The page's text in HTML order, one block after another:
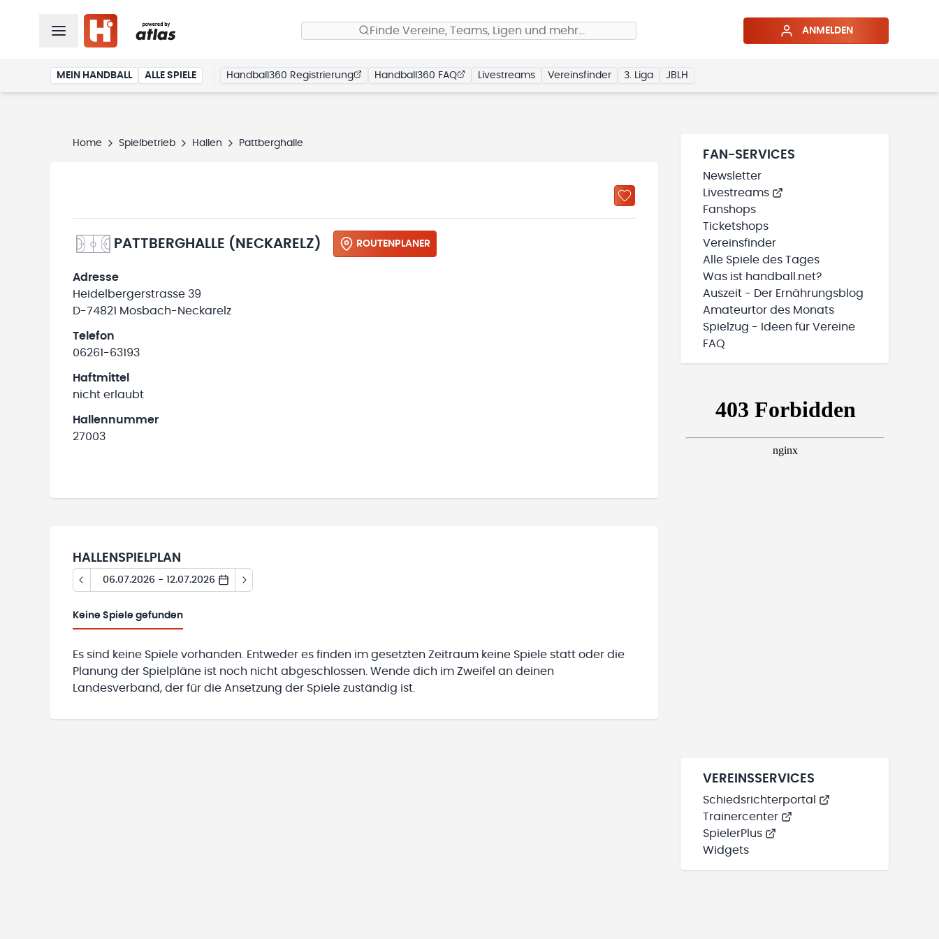
Finde Vereine, Teams, Ligen und mehr… ANMELDEN
MEIN HANDBALL ALLE SPIELE Handball360 Registrierung Handball360 FAQ Livestreams Vereinsfinder 3. Liga JBLH
Home Spielbetrieb Hallen Pattberghalle
PATTBERGHALLE (NECKARELZ) ROUTENPLANER
Adresse
Heidelbergerstrasse 39
D-74821 Mosbach-Neckarelz
Telefon
06261-63193
Haftmittel
nicht erlaubt
Hallennummer
27003
HALLENSPIELPLAN
06.07.2026 - 12.07.2026
Keine Spiele gefunden
Es sind keine Spiele vorhanden. Entweder es finden im gesetzten Zeitraum keine Spiele statt oder die
Planung der Spielpläne ist noch nicht abgeschlossen. Wende dich im Zweifel an deinen
Landesverband, der für die Ansetzung der Spiele zuständig ist.
FAN-SERVICES
Newsletter
Livestreams
Fanshops
Ticketshops
Vereinsfinder
Alle Spiele des Tages
Was ist handball.net?
Auszeit - Der Ernährungsblog
Amateurtor des Monats
Spielzug - Ideen für Vereine
FAQ
VEREINSSERVICES
Schiedsrichterportal
Trainercenter
SpielerPlus
Widgets